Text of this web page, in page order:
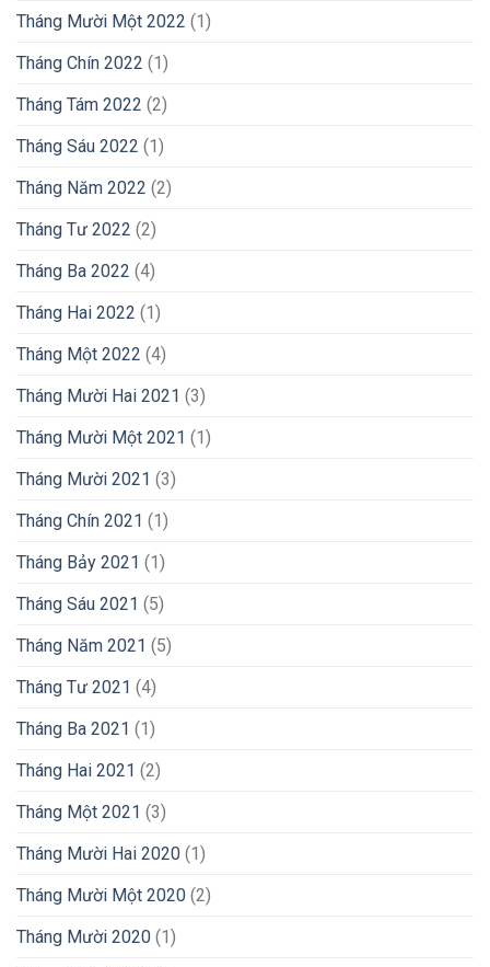
Tháng Mười Một 2022 (1)
Tháng Chín 2022 (1)
Tháng Tám 2022 (2)
Tháng Sáu 2022 (1)
Tháng Năm 2022 (2)
Tháng Tư 2022 (2)
Tháng Ba 2022 (4)
Tháng Hai 2022 (1)
Tháng Một 2022 (4)
Tháng Mười Hai 2021 (3)
Tháng Mười Một 2021 (1)
Tháng Mười 2021 (3)
Tháng Chín 2021 (1)
Tháng Bảy 2021 (1)
Tháng Sáu 2021 (5)
Tháng Năm 2021 (5)
Tháng Tư 2021 (4)
Tháng Ba 2021 (1)
Tháng Hai 2021 (2)
Tháng Một 2021 (3)
Tháng Mười Hai 2020 (1)
Tháng Mười Một 2020 (2)
Tháng Mười 2020 (1)